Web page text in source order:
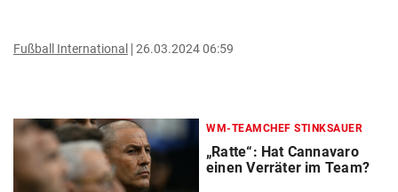
Fußball International 26.03.2024 06:59
WM-TEAMCHEF STINKSAUER
„Ratte“: Hat Cannavaro
einen Verräter im Team?